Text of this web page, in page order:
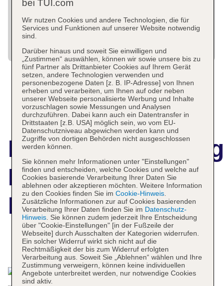
Locanda del
Borgo
Das bietet Ihre Unterkunft
bei TUI.com
Wir nutzen Cookies und andere Technologien, die für
Services und Funktionen auf unserer Website notwendig
sind.
Darüber hinaus und soweit Sie einwilligen und
„Zustimmen“ auswählen, können wir sowie unsere bis zu
fünf Partner als Drittanbieter Cookies auf Ihrem Gerät
setzen, andere Technologien verwenden und
personenbezogene Daten [z. B. IP-Adresse] von Ihnen
erheben und verarbeiten, um Ihnen auf oder neben
unserer Webseite personalisierte Werbung und Inhalte
vorzuschlagen sowie Messungen und Analysen
durchzuführen. Dabei kann auch ein Datentransfer in
Drittstaaten [z.B. USA] möglich sein, wo vom EU-
Datenschutzniveau abgewichen werden kann und
Zugriffe von dortigen Behörden nicht ausgeschlossen
werden können.
Sie können mehr Informationen unter "Einstellungen"
finden und entscheiden, welche Cookies und welche auf
Cookies basierende Verarbeitung Ihrer Daten Sie
ablehnen oder akzeptieren möchten. Weitere Information
zu den Cookies finden Sie im Cookie-Hinweis.
Zusätzliche Informationen zur auf Cookies basierenden
Verarbeitung Ihrer Daten finden Sie im Datenschutz-
Hinweis. Sie können zudem jederzeit Ihre Entscheidung
über "Cookie-Einstellungen" [in der Fußzeile der
Webseite] durch Ausschalten der Kategorien widerrufen.
Ein solcher Widerruf wirkt sich nicht auf die
Rechtmäßigkeit der bis zum Widerruf erfolgten
Verarbeitung aus. Soweit Sie „Ablehnen“ wählen und Ihre
Zustimmung verweigern, können keine individuellen
Angebote unterbreitet werden, nur notwendige Cookies
sind aktiv.